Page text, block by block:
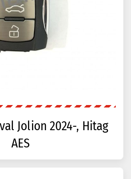
Jolion 2024-, Hitag
AES